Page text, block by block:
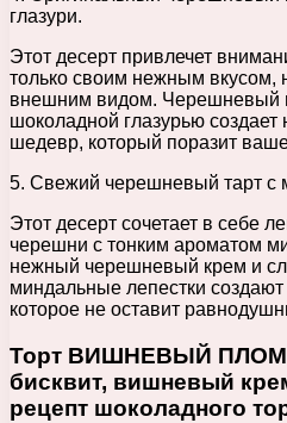
глазури.
Этот десерт привлечет
только своим нежным вкусом,
внешним видом. Черешневый
шоколадной глазурью
шедевр, который поразит
5. Свежий черешневый тарт с
Этот десерт сочетает в себе
черешни с тонким ароматом
нежный черешневый крем и
миндальные лепестки
которое не оставит
Торт ВИШНЕВЫЙ
бисквит, вишневый
рецепт шоколадного